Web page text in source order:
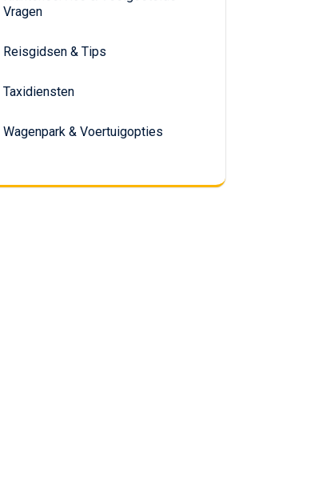
Vragen
Reisgidsen & Tips
Taxidiensten
Wagenpark & Voertuigopties